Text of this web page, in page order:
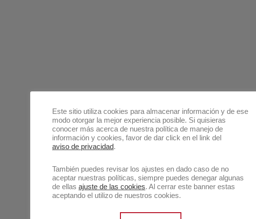
Este sitio utiliza cookies para almacenar información y de ese
modo otorgar la mejor experiencia posible. Si quisieras
conocer más acerca de nuestra política de manejo de
información y cookies, favor de dar click en el link del
aviso de privacidad.
También puedes revisar los ajustes en dado caso de no
aceptar nuestras políticas, siempre puedes denegar algunas
de ellas ajuste de las cookies. Al cerrar este banner estas
aceptando el utilizo de nuestros cookies.